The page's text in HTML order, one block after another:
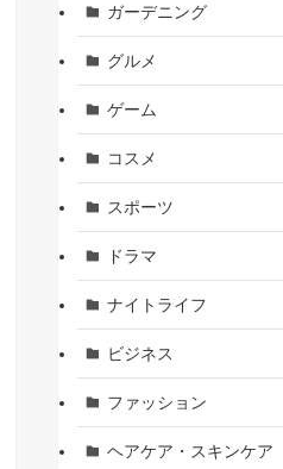
ガーデニング
グルメ
ゲーム
コスメ
スポーツ
ドラマ
ナイトライフ
ビジネス
ファッション
ヘアケア・スキンケア